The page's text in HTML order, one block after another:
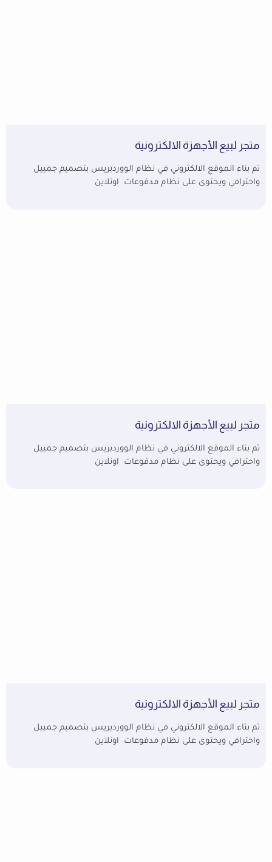
متجر لبيع الأجهزة الالكترونية
تم بناء الموقع الالكتروني في نظام الووردبريس بتصميم جمييل
واحترافي ويحتوى على نظام مدفوعات اونلاين
متجر لبيع الأجهزة الالكترونية
تم بناء الموقع الالكتروني في نظام الووردبريس بتصميم جمييل
واحترافي ويحتوى على نظام مدفوعات اونلاين
متجر لبيع الأجهزة الالكترونية
تم بناء الموقع الالكتروني في نظام الووردبريس بتصميم جمييل
واحترافي ويحتوى على نظام مدفوعات اونلاين